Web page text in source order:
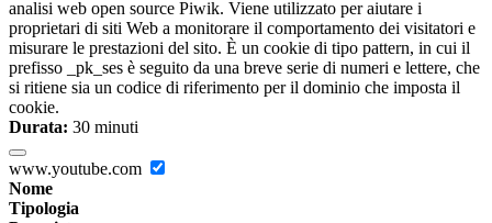
analisi web open source Piwik. Viene utilizzato per aiutare i
proprietari di siti Web a monitorare il comportamento dei visitatori e
misurare le prestazioni del sito. È un cookie di tipo pattern, in cui il
prefisso _pk_ses è seguito da una breve serie di numeri e lettere, che
si ritiene sia un codice di riferimento per il dominio che imposta il
cookie.
Durata: 30 minuti
www.youtube.com
Nome
Tipologia